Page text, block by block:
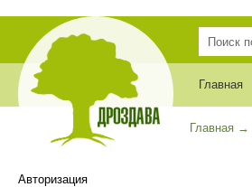
Главная
Авторизация
Главная →